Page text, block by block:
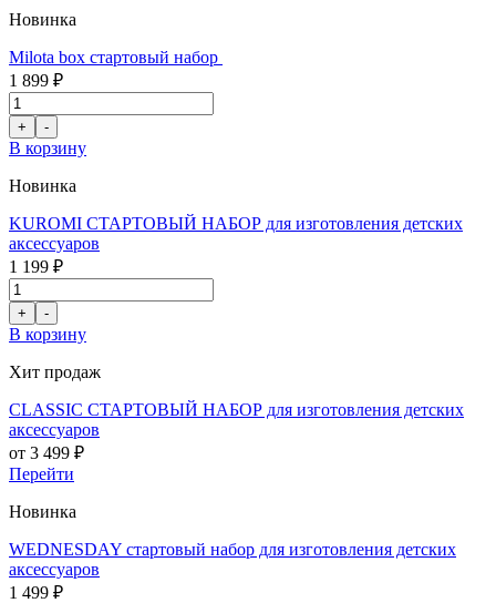
Новинка
Milota box стартовый набор
1 899 ₽
В корзину
Новинка
KUROMI СТАРТОВЫЙ НАБОР для изготовления детских
аксессуаров
1 199 ₽
В корзину
Хит продаж
CLASSIC СТАРТОВЫЙ НАБОР для изготовления детских
аксессуаров
от 3 499 ₽
Перейти
Новинка
WEDNESDAY стартовый набор для изготовления детских
аксессуаров
1 499 ₽